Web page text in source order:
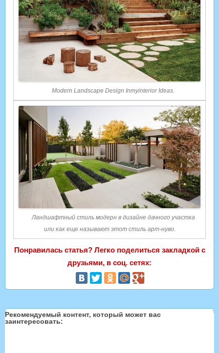
Modern Landscape Design Inmyinterior Ideas.
Ландшафтный стиль модерн в дизайне дачного участка
или как еще называют этот стиль арт-нуво.
Понравилась статья? Легко поделиться закладкой с
друзьями, в соц. сетях:
Рекомендуемый контент, который может вас
заинтересовать: